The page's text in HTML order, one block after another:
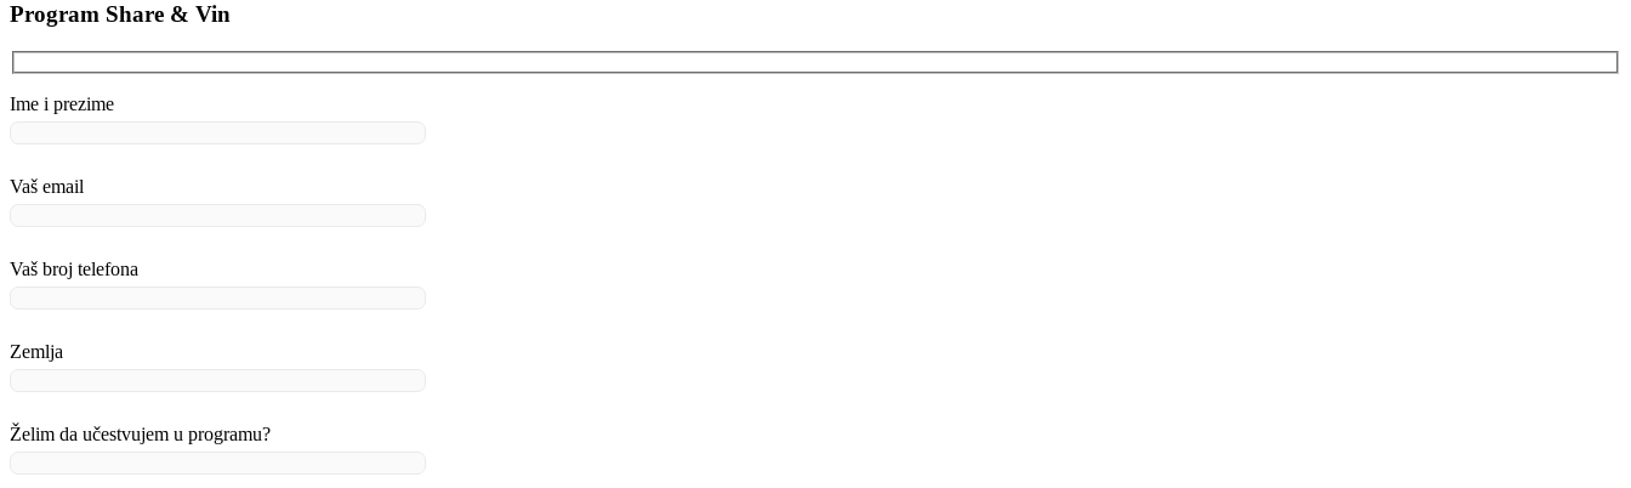
Program Share & Vin
Ime i prezime
Vaš email
Vaš broj telefona
Zemlja
Želim da učestvujem u programu?